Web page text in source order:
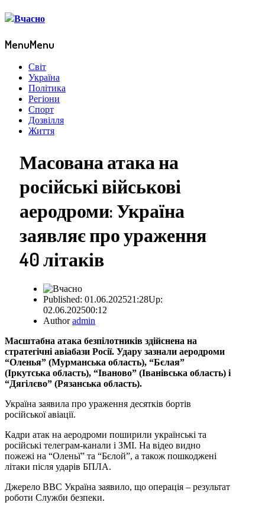
MenuMenu
Світ
Україна
Політика
Регіони
Спорт
Дозвілля
Життя
Масована атака на
російські військові
аеродроми: Україна
заявляє про ураження
40 літаків
Published: 01.06.202521:28Up:
02.06.202500:12
Authoradmin
Масштабна атака безпілотників здійснена на
стратегічні авіабази Росії. Удару зазнали аеродроми
“Оленья” (Мурманська область), “Бєлая”
(Іркутська область), “Іваново” (Іванівська область) і
“Дягілєво” (Рязанська область).
Україна заявила про ураження десятків бортів
російської авіації.
Кадри атак на аеродроми поширили українські та
російські телеграм-канали і ЗМІ. На відео видно
пожежі на “Оленьї” та “Бєлой”, а також пошкоджені
літаки після ударів БПЛА.
Джерело ВВС Україна заявило, що операція – результат
роботи Служби безпеки.